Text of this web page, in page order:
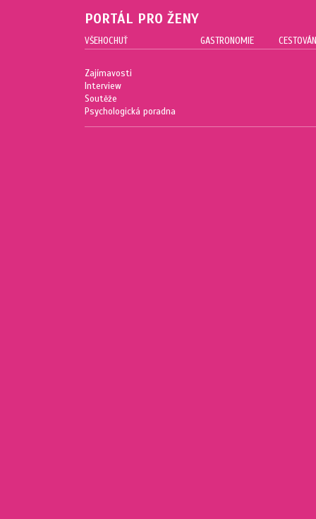
PORTÁL PRO ŽENY
VŠEHOCHUŤ
Zajímavosti
Interview
Soutěže
Psychologická poradna
GASTRONOMIE